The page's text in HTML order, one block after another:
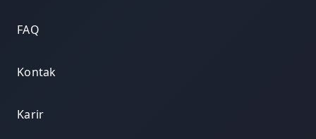
FAQ
Kontak
Karir